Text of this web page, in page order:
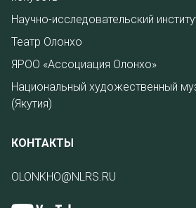
Научно-исследовательский
Театр Олонхо
ЯРОО «Ассоциация Олонхо»
Национальный художественный
(Якутия)
КОНТАКТЫ
OLONKHO@NLRS.RU